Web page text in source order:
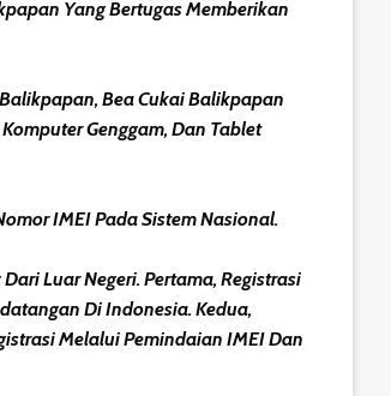
Yang Bertugas Memberikan
Bea Cukai Balikpapan
Genggam, Dan Tablet
IMEI Pada Sistem Nasional.
Luar Negeri. Pertama, Registrasi
Di Indonesia. Kedua,
Melalui Pemindaian IMEI Dan